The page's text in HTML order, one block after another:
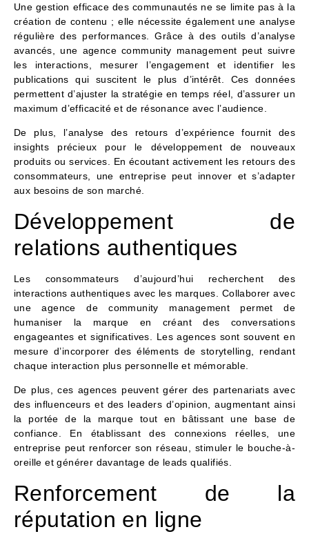
Une gestion efficace des communautés ne se limite pas à la
création de contenu ; elle nécessite également une analyse
régulière des performances. Grâce à des outils d’analyse
avancés, une agence community management peut suivre
les interactions, mesurer l’engagement et identifier les
publications qui suscitent le plus d’intérêt. Ces données
permettent d’ajuster la stratégie en temps réel, d’assurer un
maximum d’efficacité et de résonance avec l’audience.
De plus, l’analyse des retours d’expérience fournit des
insights précieux pour le développement de nouveaux
produits ou services. En écoutant activement les retours des
consommateurs, une entreprise peut innover et s’adapter
aux besoins de son marché.
Développement de
relations authentiques
Les consommateurs d’aujourd’hui recherchent des
interactions authentiques avec les marques. Collaborer avec
une agence de community management permet de
humaniser la marque en créant des conversations
engageantes et significatives. Les agences sont souvent en
mesure d’incorporer des éléments de storytelling, rendant
chaque interaction plus personnelle et mémorable.
De plus, ces agences peuvent gérer des partenariats avec
des influenceurs et des leaders d’opinion, augmentant ainsi
la portée de la marque tout en bâtissant une base de
confiance. En établissant des connexions réelles, une
entreprise peut renforcer son réseau, stimuler le bouche-à-
oreille et générer davantage de leads qualifiés.
Renforcement de la
réputation en ligne